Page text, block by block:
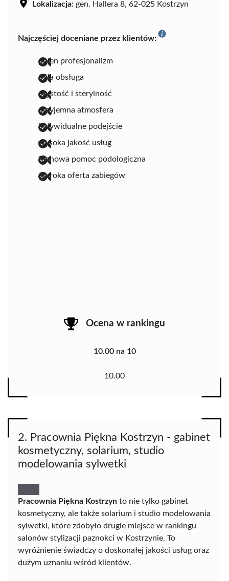
Lokalizacja: gen. Hallera 8, 62-025 Kostrzyn
Najczęściej doceniane przez klientów:
pełen profesjonalizm
miła obsługa
czystość i sterylność
przyjemna atmosfera
indywidualne podejście
wysoka jakość usług
fachowa pomoc podologiczna
szeroka oferta zabiegów
Ocena w rankingu
10.00 na 10
10.00
2. Pracownia Piękna Kostrzyn - gabinet
kosmetyczny, solarium, studio
modelowania sylwetki
Pracownia Piękna Kostrzyn to nie tylko gabinet
kosmetyczny, ale także solarium i studio modelowania
sylwetki, które zdobyło drugie miejsce w rankingu
salonów stylizacji paznokci w Kostrzynie. To
wyróżnienie świadczy o doskonałej jakości usług oraz
dużym uznaniu wśród klientów.